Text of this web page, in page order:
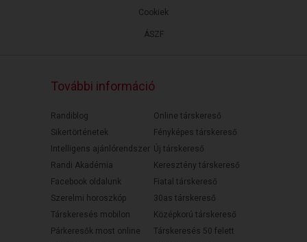
ÁSZF
Cookiek
További információ
Randiblog
Sikertörténetek
Intelligens ajánlórendszer
Randi Akadémia
Facebook oldalunk
Szerelmi horoszkóp
Társkeresés mobilon
Párkeresők most online
Online társkereső
Fényképes társkereső
Új társkereső
Keresztény társkereső
Fiatal társkereső
30as társkereső
Középkorú társkereső
Társkeresés 50 felett